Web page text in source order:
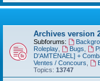
Archives version
Subforums:
Roleplay
Bugs
D'AMTENAEL] +
Ventes / Concours
Topics: 13747